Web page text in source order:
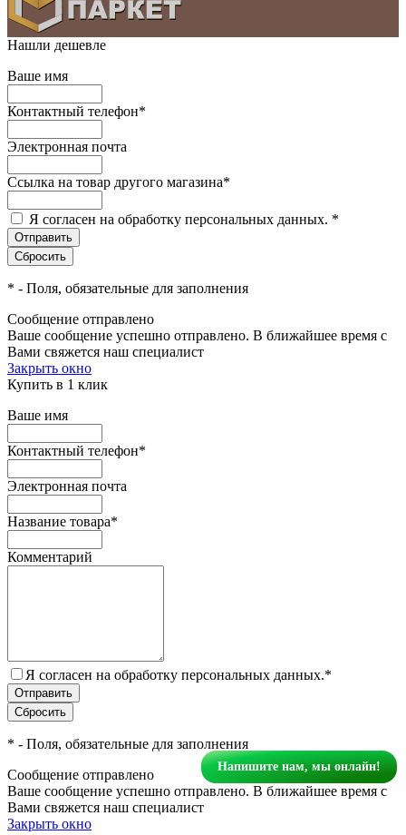
Нашли дешевле
Ваше имя
Контактный телефон*
Электронная почта
Ссылка на товар другого магазина*
Я согласен на обработку персональных данных. *
* - Поля, обязательные для заполнения
Сообщение отправлено
Ваше сообщение успешно отправлено. В ближайшее время с
Вами свяжется наш специалист
Закрыть окно
Купить в 1 клик
Ваше имя
Контактный телефон*
Электронная почта
Название товара*
Комментарий
Я согласен на обработку персональных данных.*
* - Поля, обязательные для заполнения
Сообщение отправлено
Ваше сообщение успешно отправлено. В ближайшее время с
Вами свяжется наш специалист
Закрыть окно
Напишите нам, мы онлайн!